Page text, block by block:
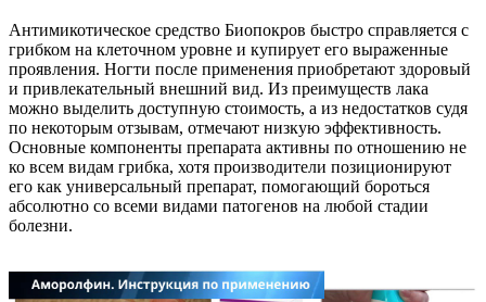
Антимикотическое средство Биопокров быстро справляется с
грибком на клеточном уровне и купирует его выраженные
проявления. Ногти после применения приобретают здоровый
и привлекательный внешний вид. Из преимуществ лака
можно выделить доступную стоимость, а из недостатков судя
по некоторым отзывам, отмечают низкую эффективность.
Основные компоненты препарата активны по отношению не
ко всем видам грибка, хотя производители позиционируют
его как универсальный препарат, помогающий бороться
абсолютно со всеми видами патогенов на любой стадии
болезни.